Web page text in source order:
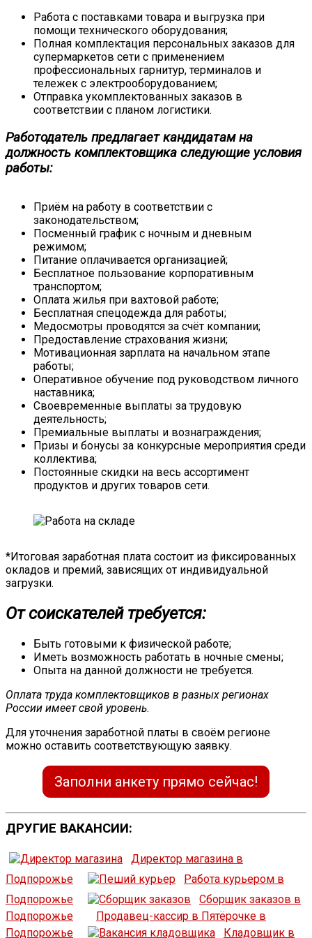
Работа с поставками товара и выгрузка при
помощи технического оборудования;
Полная комплектация персональных заказов для
супермаркетов сети с применением
профессиональных гарнитур, терминалов и
тележек с электрооборудованием;
Отправка укомплектованных заказов в
соответствии с планом логистики.
Работодатель предлагает кандидатам на
должность комплектовщика следующие условия
работы:
Приём на работу в соответствии с
законодательством;
Посменный график с ночным и дневным
режимом;
Питание оплачивается организацией;
Бесплатное пользование корпоративным
транспортом;
Оплата жилья при вахтовой работе;
Бесплатная спецодежда для работы;
Медосмотры проводятся за счёт компании;
Предоставление страхования жизни;
Мотивационная зарплата на начальном этапе
работы;
Оперативное обучение под руководством личного
наставника;
Своевременные выплаты за трудовую
деятельность;
Премиальные выплаты и вознаграждения;
Призы и бонусы за конкурсные мероприятия среди
коллектива;
Постоянные скидки на весь ассортимент
продуктов и других товаров сети.
*Итоговая заработная плата состоит из фиксированных
окладов и премий, зависящих от индивидуальной
загрузки.
От соискателей требуется:
Быть готовыми к физической работе;
Иметь возможность работать в ночные смены;
Опыта на данной должности не требуется.
Оплата труда комплектовщиков в разных регионах
России имеет свой уровень.
Для уточнения заработной платы в своём регионе
можно оставить соответствующую заявку.
Заполни анкету прямо сейчас!
ДРУГИЕ ВАКАНСИИ:
Директор магазина в
Подпорожье
Работа курьером в
Подпорожье
Сборщик заказов в
Подпорожье
Продавец-кассир в Пятёрочке в
Подпорожье
Кладовщик в